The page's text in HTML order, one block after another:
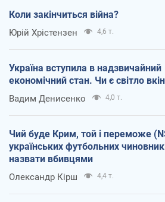
Коли закінчиться війна?
Юрій Хрістензен 4,6 т.
Україна вступила в надзвичайний
економічний стан. Чи є світло
Вадим Денисенко 4,0 т.
Чий буде Крим, той і переможе
українських футбольних
назвати вбивцями
Олександр Кірш 4,4 т.